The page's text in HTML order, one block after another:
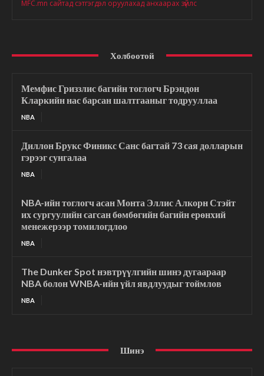
MFC.mn сайтад сэтгэгдэл оруулахад анхаарах зүйлс
Холбоотой
Мемфис Гриззлис багийн тоглогч Брэндон
Кларкийн нас барсан шалтгааныг тодрууллаа
NBA
Диллон Брукс Финикс Санс багтай 73 сая долларын
гэрээг сунгалаа
NBA
NBA-ийн тоглогч асан Монта Эллис Алкорн Стэйт
их сургуулийн сагсан бөмбөгийн багийн ерөнхий
менежерээр томилогдлоо
NBA
The Dunker Spot нэвтрүүлгийн шинэ дугаараар
NBA болон WNBA-ийн үйл явдлуудыг тоймлов
NBA
Шинэ